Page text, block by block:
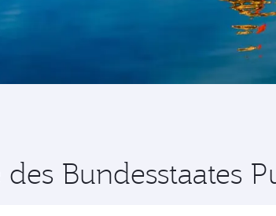
Bundesstaates